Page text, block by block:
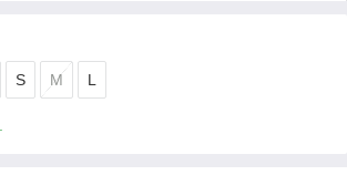
S M L